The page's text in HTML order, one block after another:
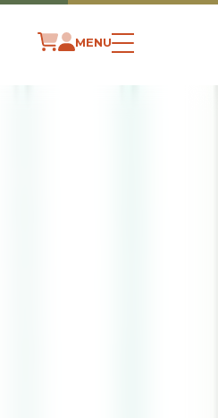
MENU